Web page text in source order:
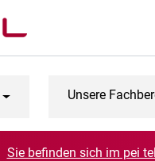
Unsere
Sie befinden sich im pei